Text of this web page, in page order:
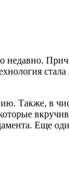
недавно.
Также, в
Еще